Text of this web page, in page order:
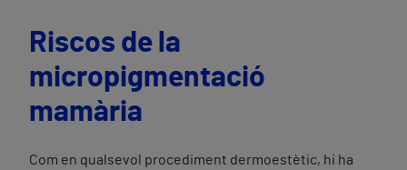
Riscos de la
micropigmentació
mamària
Com en qualsevol procediment dermoestètic, hi ha